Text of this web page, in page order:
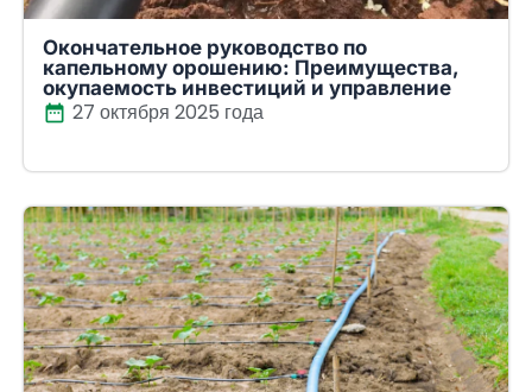
Окончательное руководство по
капельному орошению: Преимущества,
окупаемость инвестиций и управление
27 октября 2025 года